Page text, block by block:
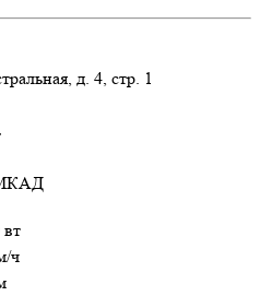
д. 4, стр. 1
вт
ч